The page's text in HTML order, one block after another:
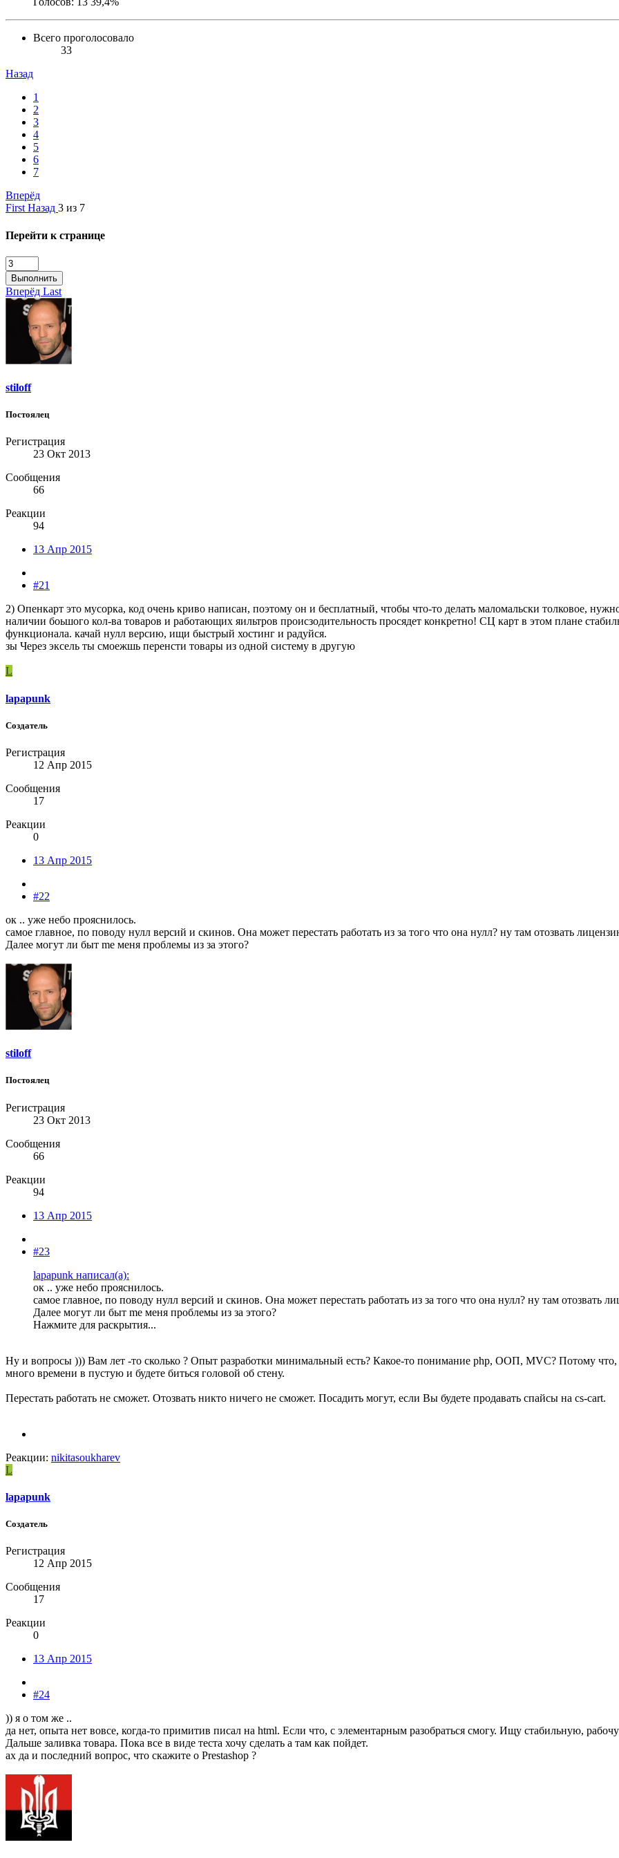
Всего проголосовало
33
Назад
1
2
3
4
5
6
7
Вперёд
First Назад 3 из 7
Перейти к странице
Выполнить
Вперёд Last
stiloff
Постоялец
Регистрация
23 Окт 2013
Сообщения
66
Реакции
94
13 Апр 2015
#21
2) Опенкарт это мусорка, код очень криво написан, поэтому он и бесплатный, чтобы что-то делать маломальски толковое,
наличии боьшого кол-ва товаров и работающих яильтров происзодительность просядет конкретно! СЦ карт в этом плане
функционала. качай нулл версию, ищи быстрый хостинг и радуйся.
зы Через эксель ты смоежшь перенсти товары из одной систему в другую
L
lapapunk
Создатель
Регистрация
12 Апр 2015
Сообщения
17
Реакции
0
13 Апр 2015
#22
ок .. уже небо прояснилось.
самое главное, по поводу нулл версий и скинов. Она может перестать работать из за того что она нулл? ну там отозвать
Далее могут ли быт me меня проблемы из за этого?
stiloff
Постоялец
Регистрация
23 Окт 2013
Сообщения
66
Реакции
94
13 Апр 2015
#23
lapapunk написал(а):
ок .. уже небо прояснилось.
самое главное, по поводу нулл версий и скинов. Она может перестать работать из за того что она нулл? ну там отозвать
Далее могут ли быт me меня проблемы из за этого?
Нажмите для раскрытия...
Ну и вопросы ))) Вам лет -то сколько ? Опыт разработки минимальный есть? Какое-то понимание php, ООП, MVC? Потому что,
много времени в пустую и будете биться головой об стену.
Перестать работать не сможет. Отозвать никто ничего не сможет. Посадить могут, если Вы будете продавать спайсы на cs-cart.
Реакции: nikitasoukharev
L
lapapunk
Создатель
Регистрация
12 Апр 2015
Сообщения
17
Реакции
0
13 Апр 2015
#24
)) я о том же ..
да нет, опыта нет вовсе, когда-то примитив писал на html. Если что, с элементарным разобраться смогу. Ищу стабильную,
Дальше заливка товара. Пока все в виде теста хочу сделать а там как пойдет.
ах да и последний вопрос, что скажите о Prestashop ?